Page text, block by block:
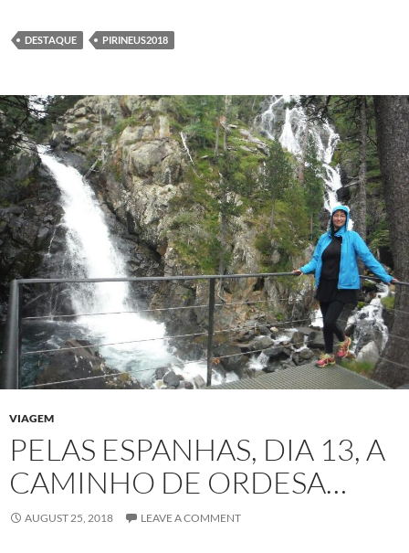
DESTAQUE PIRINEUS2018
VIAGEM
PELAS ESPANHAS, DIA 13, A
CAMINHO DE ORDESA…
AUGUST 25, 2018 LEAVE A COMMENT